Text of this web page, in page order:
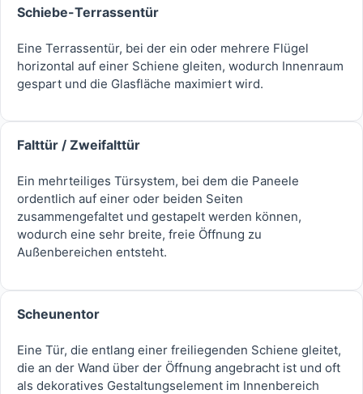
Schiebe-Terrassentür
Eine Terrassentür, bei der ein oder mehrere Flügel
horizontal auf einer Schiene gleiten, wodurch Innenraum
gespart und die Glasfläche maximiert wird.
Falttür / Zweifalttür
Ein mehrteiliges Türsystem, bei dem die Paneele
ordentlich auf einer oder beiden Seiten
zusammengefaltet und gestapelt werden können,
wodurch eine sehr breite, freie Öffnung zu
Außenbereichen entsteht.
Scheunentor
Eine Tür, die entlang einer freiliegenden Schiene gleitet,
die an der Wand über der Öffnung angebracht ist und oft
als dekoratives Gestaltungselement im Innenbereich